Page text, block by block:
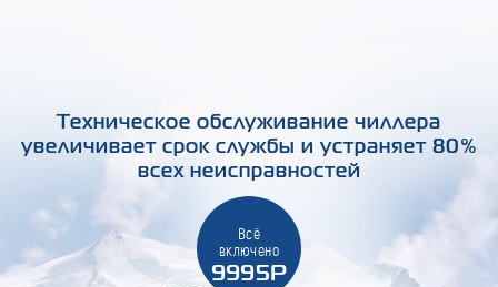
Техническое обслуживание чиллера
увеличивает срок службы и устраняет 80%
всех неисправностей
Всё
включено
9995Р